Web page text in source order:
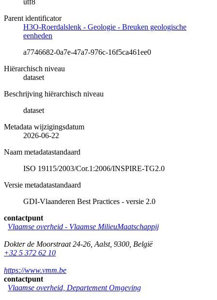
Parent identificator
H3O-Roerdalslenk - Geologie - Breuken geologische
eenheden
a7746682-0a7e-47a7-976c-16f5ca461ee0
Hiërarchisch niveau
dataset
Beschrijving hiërarchisch niveau
dataset
Metadata wijzigingsdatum
2026-06-22
Naam metadatastandaard
ISO 19115/2003/Cor.1:2006/INSPIRE-TG2.0
Versie metadatastandaard
GDI-Vlaanderen Best Practices - versie 2.0
contactpunt
Vlaamse overheid - Vlaamse MilieuMaatschappij
Dokter de Moorstraat 24-26 Aalst, 9300 België
+32 5 372 62 10
https://www.vmm.be
contactpunt
Vlaamse overheid, Departement Omgeving